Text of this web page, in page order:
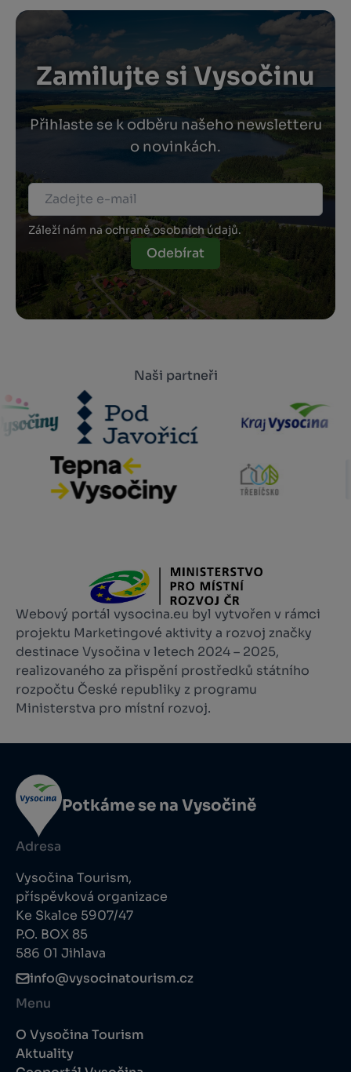
Zamilujte si Vysočinu
Přihlaste se k odběru našeho newsletteru
o novinkách.
Záleží nám na ochraně osobních údajů.
Odebírat
Naši partneři
Webový portál vysocina.eu byl vytvořen v rámci
projektu Marketingové aktivity a rozvoj značky
destinace Vysočina v letech 2024 – 2025,
realizovaného za přispění prostředků státního
rozpočtu České republiky z programu
Ministerstva pro místní rozvoj.
Potkáme se na Vysočině
Adresa
Vysočina Tourism,
příspěvková organizace
Ke Skalce 5907/47
P.O. BOX 85
586 01 Jihlava
info@vysocinatourism.cz
Menu
O Vysočina Tourism
Aktuality